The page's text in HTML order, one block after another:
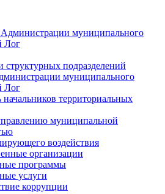
муниципального
Лог
структурных подразделений
муниципального
Лог
начальников территориальных
муниципальной
воздействия
организации
программы
услуги
коррупции